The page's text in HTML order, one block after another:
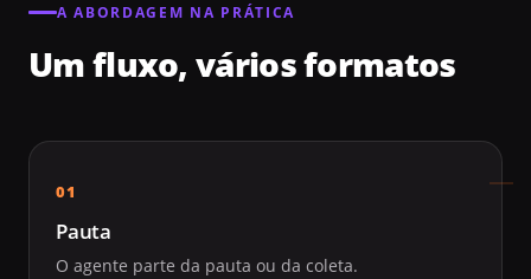
A ABORDAGEM NA PRÁTICA
Um fluxo, vários formatos
Pauta
O agente parte da pauta ou da coleta.